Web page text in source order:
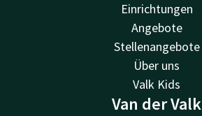
Einrichtungen
Angebote
Stellenangebote
Über uns
Valk Kids
Van der Valk